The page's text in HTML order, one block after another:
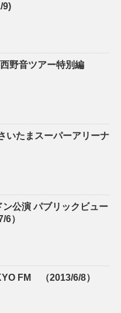
9)
野音ツアー特別編
たまスーパーアリーナ
公演 パブリックビュー
6）
FM （2013/6/8）